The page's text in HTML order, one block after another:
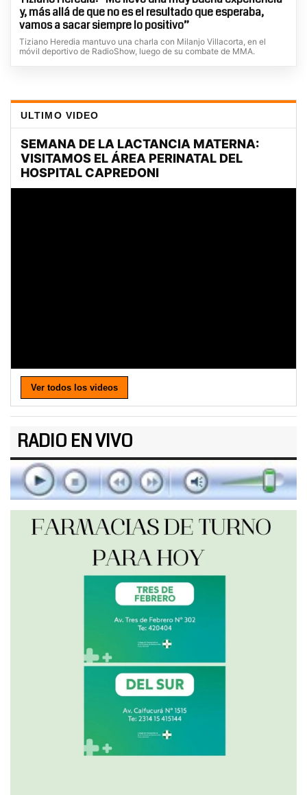
y, más allá de que no es el resultado que esperaba,
vamos a sacar siempre lo positivo”
Tiziano Heredia mantuvo una charla con Milanjo Villacorta, en el
móvil deportivo de RadioShow, luego de su combate de MMA.
ULTIMO VIDEO
Ver todos los videos
RADIO EN VIVO